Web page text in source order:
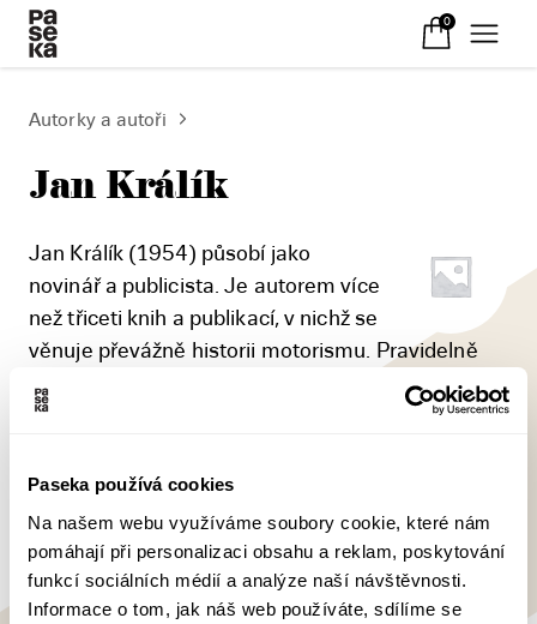
Paseka používá cookies
Na našem webu využíváme soubory cookie, které nám
pomáhají při personalizaci obsahu a reklam, poskytování
funkcí sociálních médií a analýze naší návštěvnosti.
Informace o tom, jak náš web používáte, sdílíme se
0
Autorky a autoři
Jan Králík
Jan Králík (1954) působí jako
novinář a publicista. Je autorem více
než třiceti knih a publikací, v nichž se
věnuje převážně historii motorismu. Pravidelně
publikuje v měsíčníku Motor Journal. V edici
Zmizelá Praha vydal knihy Automobilové a
a motocykly (Paseka 2012).